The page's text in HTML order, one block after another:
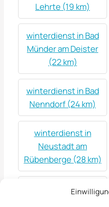
Lehrte (19 km)
winterdienst in Bad
Münder am Deister
(22 km)
winterdienst in Bad
Nenndorf (24 km)
winterdienst in
Neustadt am
Rübenberge (28 km)
winterdienst in